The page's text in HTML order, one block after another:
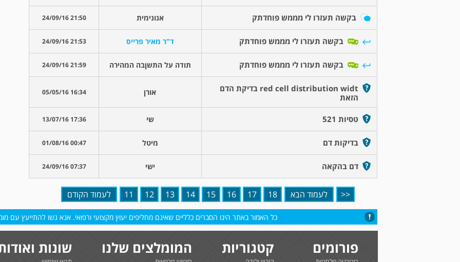
בקשה תעזרו לי מממש פוחדתק אנונימית 21:50 24/09/16
בקשה תעזרו לי מממש פוחדתק ד"ר מאיר פרייס 21:53 24/09/16
בקשה תעזרו לי מממש פוחדתק תודה על התשןבה המהירה 21:59 24/09/16
red cell distribution widt בדיקת הדם
הזאת
אורן 16:34 05/05/16
טסיות 521 שי 17:36 13/07/16
בדיקות דם מיטל 00:47 01/08/16
דם בהקאה ישי 07:37 24/09/16
<< לעמוד הבא 11 12 13 14 15 16 17 18 לעמוד הקודם
כל האמור באתר הינו הסברים כלליים שאינם מחליפים יעוץ מקצועי ורפואי. אנא גשו להתייעץ עם
פורומים קטגוריות המומלצים שלנו שונות